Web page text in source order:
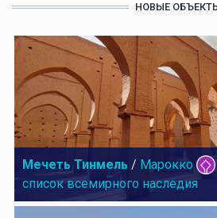
НОВЫЕ
Мечеть Тинмель / Марокко
список всемирного наследия